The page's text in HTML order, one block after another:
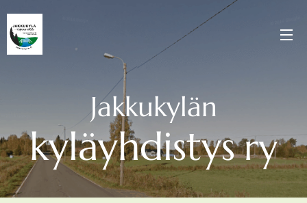
Jakkukylän
kyläyhdistysry